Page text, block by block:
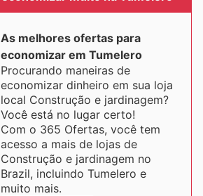
As melhores ofertas para
economizar em Tumelero
Procurando maneiras de
economizar dinheiro em sua loja
local Construção e jardinagem?
Você está no lugar certo!
Com o 365 Ofertas, você tem
acesso a mais de lojas de
Construção e jardinagem no
Brazil, incluindo Tumelero e
muito mais.